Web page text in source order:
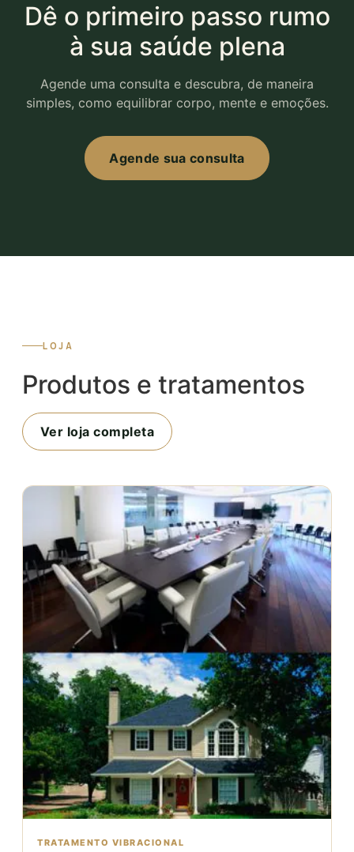
Dê o primeiro passo rumo
à sua saúde plena
Agende uma consulta e descubra, de maneira
simples, como equilibrar corpo, mente e emoções.
Agende sua consulta
LOJA
Produtos e tratamentos
Ver loja completa
TRATAMENTO VIBRACIONAL